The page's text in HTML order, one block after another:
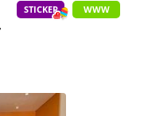
STICKER WWW